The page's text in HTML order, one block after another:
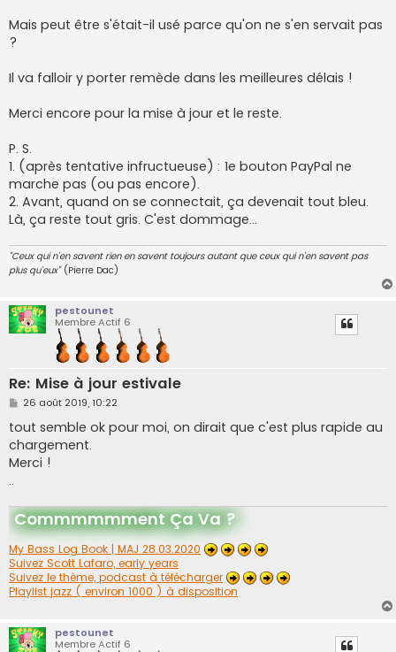
Mais peut être s'était-il usé parce qu'on ne s'en servait pas
?
Il va falloir y porter remède dans les meilleures délais !
Merci encore pour la mise à jour et le reste.
P. S.
1. (après tentative infructueuse) : 1e bouton PayPal ne
marche pas (ou pas encore).
2. Avant, quand on se connectait, ça devenait tout bleu.
Là, ça reste tout gris. C'est dommage...
"Ceux qui n'en savent rien en savent toujours autant que ceux qui n'en savent pas
plus qu'eux"(Pierre Dac)
pestounet
Membre Actif 6
Re: Mise à jour estivale
M
s
s
a
g
e
26 août 2019, 10:22
tout semble ok pour moi, on dirait que c'est plus rapide au
chargement.
Merci !
..
Commmmmment Ça Va ?
My Bass Log Book | MAJ 28.03.2020
Suivez Scott Lafaro, early years
Suivez le thème, podcast à télécharger
Playlist jazz ( environ 1000 ) à disposition
pestounet
Membre Actif 6